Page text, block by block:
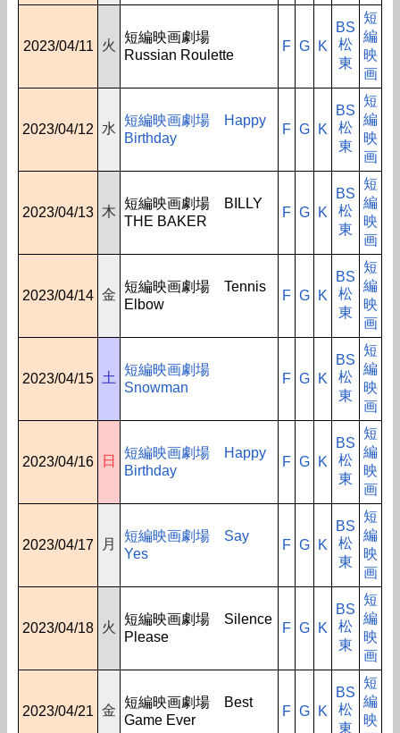
2023/04/11 火
短編映画劇場
Russian Roulette
F G K
BS
松
東
短
編
映
画
2023/04/12 水
短編映画劇場 Happy
Birthday
F G K
BS
松
東
短
編
映
画
2023/04/13 木
短編映画劇場 BILLY
THE BAKER
F G K
BS
松
東
短
編
映
画
2023/04/14 金
短編映画劇場 Tennis
Elbow
F G K
BS
松
東
短
編
映
画
2023/04/15 土
短編映画劇場
Snowman
F G K
BS
松
東
短
編
映
画
2023/04/16 日
短編映画劇場 Happy
Birthday
F G K
BS
松
東
短
編
映
画
2023/04/17 月
短編映画劇場 Say
Yes
F G K
BS
松
東
短
編
映
画
2023/04/18 火
短編映画劇場 Silence
Please
F G K
BS
松
東
短
編
映
画
2023/04/21 金
短編映画劇場 Best
Game Ever
F G K
BS
松
東
短
編
映